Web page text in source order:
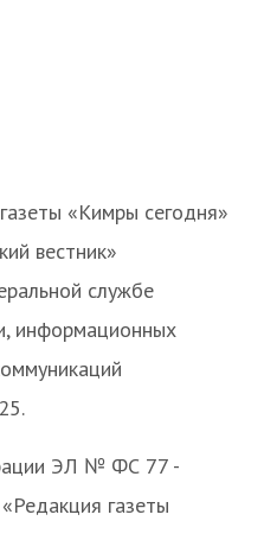
«Кимры сегодня»
вестник»
службе
информационных
ЭЛ № ФС 77 -
газеты